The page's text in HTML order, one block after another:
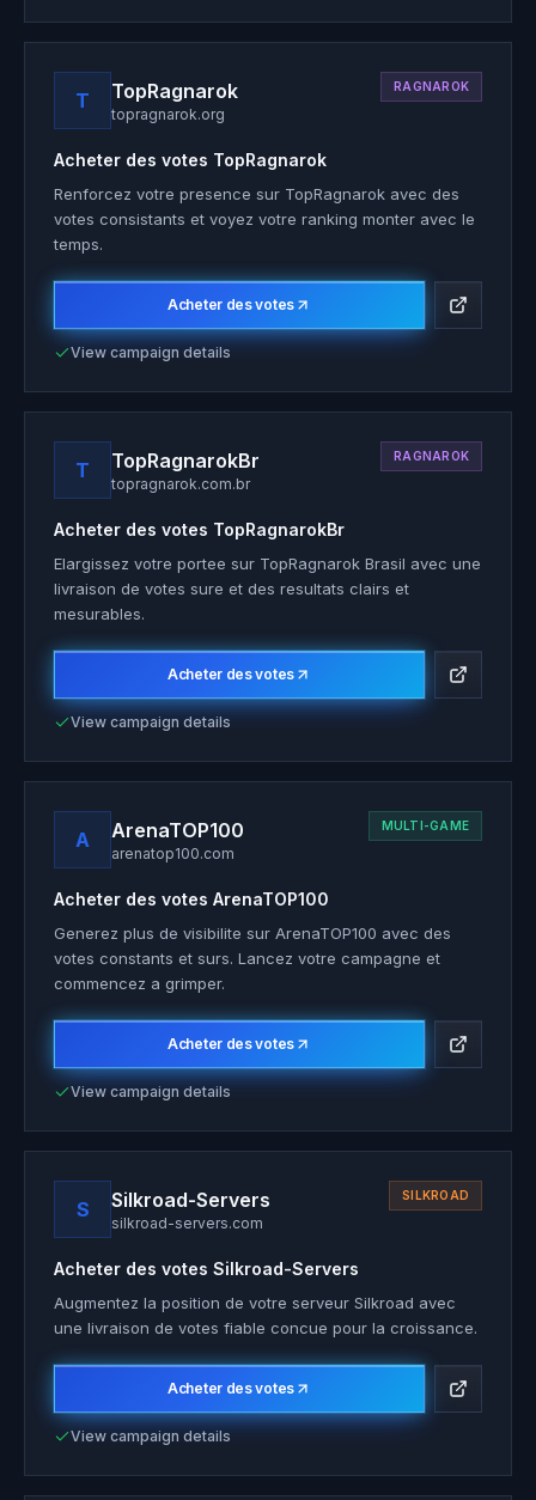
T TopRagnarok
topragnarok.org
RAGNAROK
Acheter des votes TopRagnarok
Renforcez votre presence sur TopRagnarok avec des
votes consistants et voyez votre ranking monter avec le
temps.
Acheter des votes
View campaign details
T TopRagnarokBr
topragnarok.com.br
RAGNAROK
Acheter des votes TopRagnarokBr
Elargissez votre portee sur TopRagnarok Brasil avec une
livraison de votes sure et des resultats clairs et
mesurables.
Acheter des votes
View campaign details
A ArenaTOP100
arenatop100.com
MULTI-GAME
Acheter des votes ArenaTOP100
Generez plus de visibilite sur ArenaTOP100 avec des
votes constants et surs. Lancez votre campagne et
commencez a grimper.
Acheter des votes
View campaign details
S Silkroad-Servers
silkroad-servers.com
SILKROAD
Acheter des votes Silkroad-Servers
Augmentez la position de votre serveur Silkroad avec
une livraison de votes fiable concue pour la croissance.
Acheter des votes
View campaign details